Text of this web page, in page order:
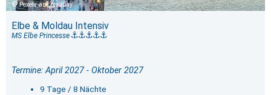
Pexels auf pixabay
Elbe & Moldau Intensiv
MS Elbe Princesse
Termine: April 2027 - Oktober 2027
9 Tage / 8 Nächte